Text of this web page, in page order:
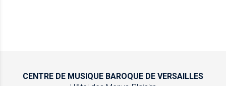
CENTRE DE MUSIQUE BAROQUE DE VERSAILLES